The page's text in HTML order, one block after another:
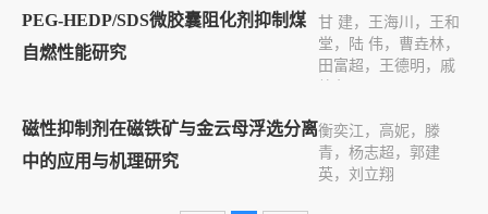
PEG-HEDP/SDS微胶囊阻化剂抑制煤
自燃性能研究
甘 建，王海川，王和
堂，陆 伟，曹垚林，
田富超，王德明，戚
磁性抑制剂在磁铁矿与金云母浮选分离
中的应用与机理研究
衡奕江，高妮，滕
青，杨志超，郭建
英，刘立翔